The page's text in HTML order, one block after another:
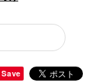
Save